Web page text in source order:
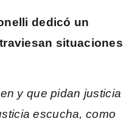
dedicó un
situaciones
y que pidan justicia
escucha, como